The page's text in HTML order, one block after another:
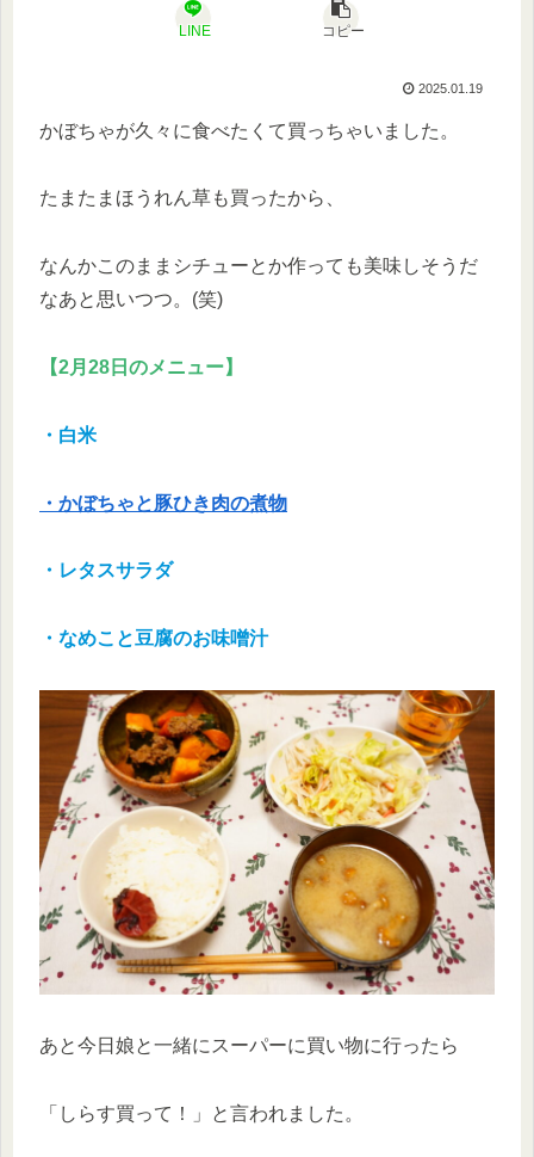
LINE コピー
2025.01.19
かぼちゃが久々に食べたくて買っちゃいました。
たまたまほうれん草も買ったから、
なんかこのままシチューとか作っても美味しそうだ
なあと思いつつ。(笑)
【2月28日のメニュー】
・白米
・かぼちゃと豚ひき肉の煮物
・レタスサラダ
・なめこと豆腐のお味噌汁
あと今日娘と一緒にスーパーに買い物に行ったら
「しらす買って！」と言われました。